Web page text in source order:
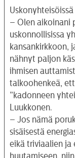
– Olen aikoinani
uskonnollisissa
kansankirkkoon,
nähnyt paljon
ihmisen
talkoohenkeä,
”kadonneen
Luukkonen.
– Jos nämä
sisäisestä
eikä triviaalien ja
huutamiseen,